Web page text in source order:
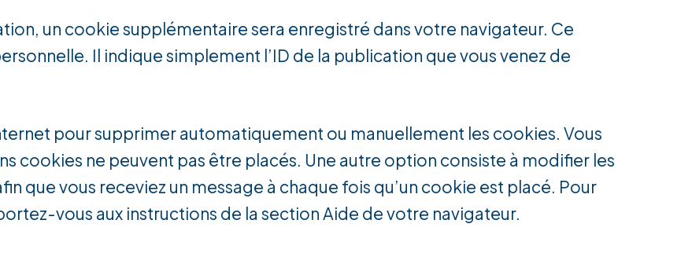
un cookie supplémentaire sera enregistré dans votre navigateur. Ce
Il indique simplement l’ID de la publication que vous venez de
pour supprimer automatiquement ou manuellement les cookies. Vous
cookies ne peuvent pas être placés. Une autre option consiste à modifier les
que vous receviez un message à chaque fois qu’un cookie est placé. Pour
vous aux instructions de la section Aide de votre navigateur.